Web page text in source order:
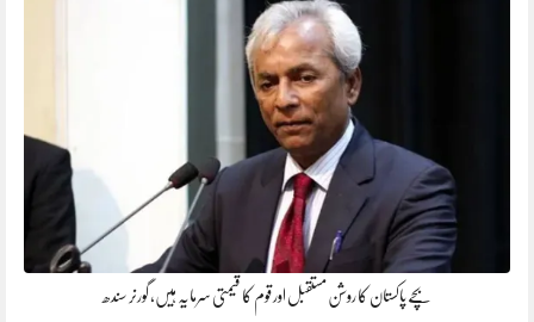
بچے پاکستان کا روشن مستقبل اور قوم کا قیمتی سرمایہ ہیں، گورنر سندھ